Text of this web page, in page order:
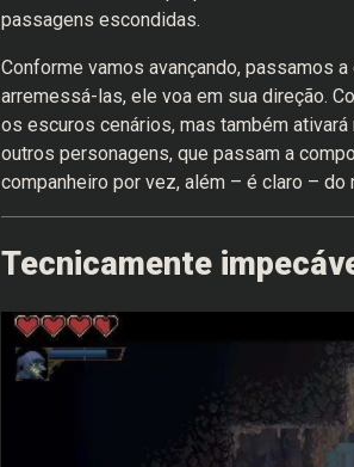
passagens escondidas.
Conforme vamos avançando, passamos
arremessá-las, ele voa em sua direção.
os escuros cenários, mas também
outros personagens, que passam a
companheiro por vez, além – é claro – do
Tecnicamente